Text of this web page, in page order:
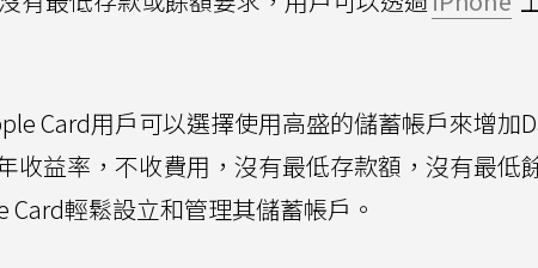
Card用戶可以選擇使用高盛的儲蓄帳戶來增加
收益率，不收費用，沒有最低存款額，沒有最低
輕鬆設立和管理其儲蓄帳戶。